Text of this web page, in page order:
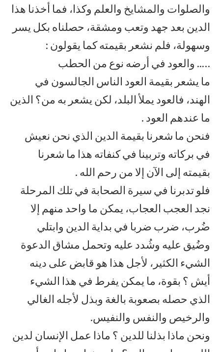
والصلوات والمشايخ والعلم وكذا، فما أخذنا هذا
الدين بعد جهد وتعب ومشقة، حصلناه بكل يسر
وسهولة، فلم نشعر بقيمته كما يقولون :
….. والعود في أرضه نوع من الحطب
ما يشعر بقيمة العود الناس الجالسون في
الهند، فالعود يملأ البلد، لكن يشعر به من؟ الذين
ما عندهم العود .
فنحن ما شعرنا بقيمة الدين الذي نحن نعيش
في بركاته وتربينا في كنفاته هذا ما شعرنا
بقيمته إلى الآن إلا من رحم الله .
فلو تدبرنا في سيرة الصحابة في تلك المرحلة
نجد العجب العجاب، يمكن ما واحد منهم إلا
ضُرب، ضرب ضربا في بداية الدين وابتلي
وضُيق عليه وشُدد عليه وتحمل مشاق الدعوة
الشيء الكثير، لأجل هذا هو قابض على دينه
أيش ؟ بقوة، ما يمكن يفرط في هذا الشيء
الذي حصله بصعوبة بالغة وبذل لأجله الغالي
والرخيص والنفس والنفيس.
ونحن ماذا بذلنا للدين ؟ ماذا عمل الإنسان لدين